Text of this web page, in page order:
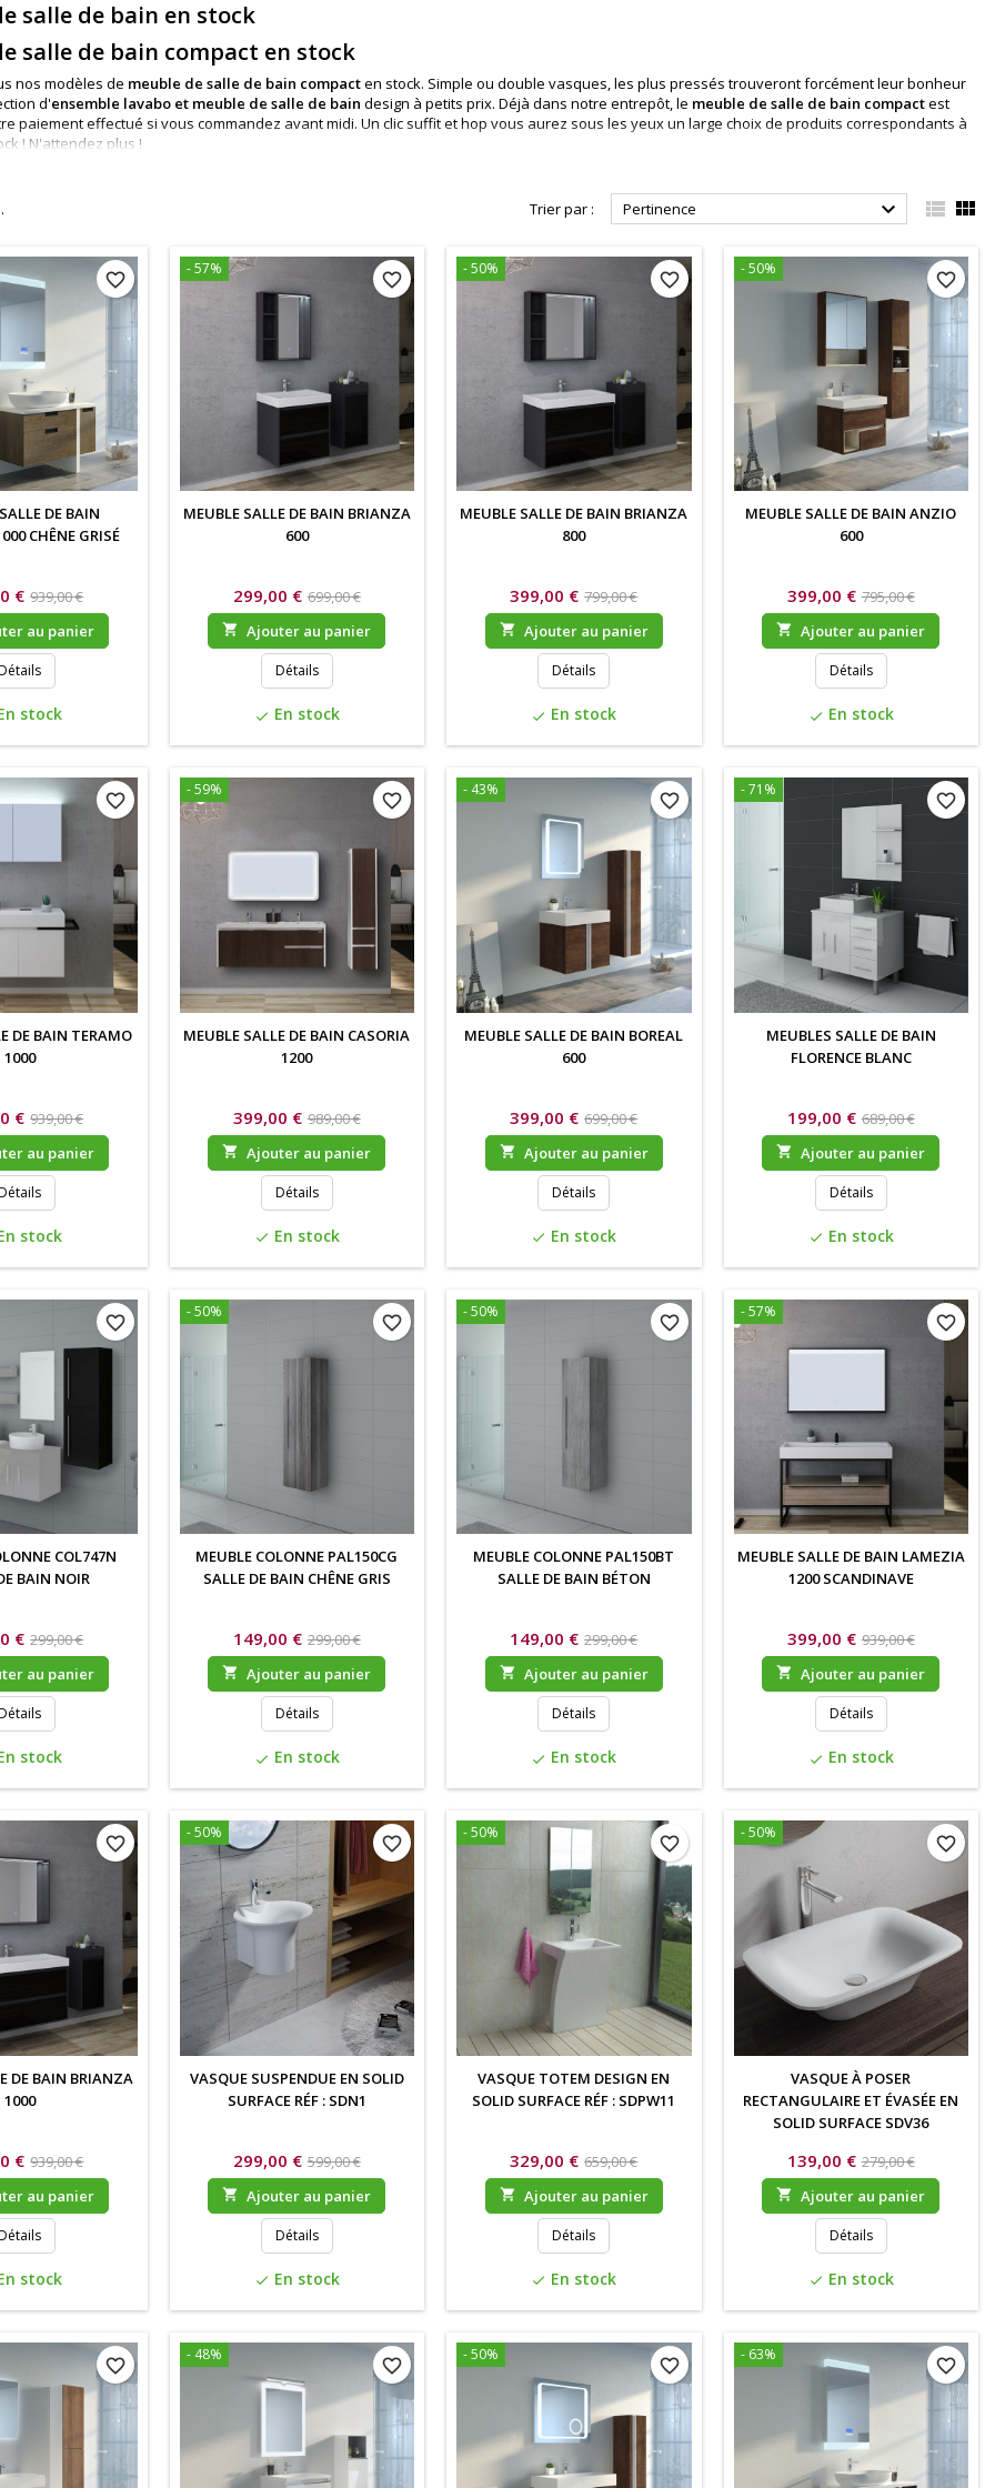
salle de bain en stock
salle de bain compact en stock
nos modèles de meuble de salle de bain compacten stock. Simple ou double vasques, les plus pressés trouveront forcément leur bonheur
d'ensemble lavabo et meuble de salle de bain design à petits prix. Déjà dans notre entrepôt, le meuble de salle de bain compactest
paiement effectué si vous commandez avant midi. Un clic suffit et hop vous aurez sous les yeux un large choix de produits correspondants à
! N'attendez plus !
bain harmonieuse
petite ou grande, elle peut désormais afficher son propre style avec un ensemblelavabo et meuble de salle de bain
. 1 vasque pour les
2 vasques pour les plus grands et les familles nombreuses, suspendue ou au sol avec un rangement. Nous vous proposons différentes
et simple d’utilisation.
gris taupe, coquelicot, blanc, aubergine… chaque
ensemble de lavabo et meuble de salle de bain se décline en différentes teintes. Ainsi, il
à la décoration existante.
Trier par : Pertinence   
DE BAIN
CHÊNE GRISÉ
€ 939,00 €
au panier
stock
favorite_border
- 57%
MEUBLE SALLE DE BAIN BRIANZA
600
299,00 € 699,00 €
 Ajouter au panier
Détails
check En stock
favorite_border
- 50%
MEUBLE SALLE DE BAIN BRIANZA
800
399,00 € 799,00 €
 Ajouter au panier
Détails
check En stock
favorite_border
- 50%
MEUBLE SALLE DE BAIN ANZIO
600
399,00 € 795,00 €
 Ajouter au panier
Détails
check En stock
favorite_border
DE BAIN TERAMO
1000
€ 939,00 €
au panier
stock
favorite_border
- 59%
MEUBLE SALLE DE BAIN CASORIA
1200
399,00 € 989,00 €
 Ajouter au panier
Détails
check En stock
favorite_border
- 43%
MEUBLE SALLE DE BAIN BOREAL
600
399,00 € 699,00 €
 Ajouter au panier
Détails
check En stock
favorite_border
- 71%
MEUBLES SALLE DE BAIN
FLORENCE BLANC
199,00 € 689,00 €
 Ajouter au panier
Détails
check En stock
favorite_border
COL747N
BAIN NOIR
€ 299,00 €
au panier
stock
favorite_border
- 50%
MEUBLE COLONNE PAL150CG
SALLE DE BAIN CHÊNE GRIS
149,00 € 299,00 €
 Ajouter au panier
Détails
check En stock
favorite_border
- 50%
MEUBLE COLONNE PAL150BT
SALLE DE BAIN BÉTON
149,00 € 299,00 €
 Ajouter au panier
Détails
check En stock
favorite_border
- 57%
MEUBLE SALLE DE BAIN LAMEZIA
1200 SCANDINAVE
399,00 € 939,00 €
 Ajouter au panier
Détails
check En stock
favorite_border
DE BAIN BRIANZA
1000
€ 939,00 €
au panier
stock
favorite_border
- 50%
VASQUE SUSPENDUE EN SOLID
SURFACE RÉF : SDN1
299,00 € 599,00 €
 Ajouter au panier
Détails
check En stock
favorite_border
- 50%
VASQUE TOTEM DESIGN EN
SOLID SURFACE RÉF : SDPW11
329,00 € 659,00 €
 Ajouter au panier
Détails
check En stock
favorite_border
- 50%
VASQUE À POSER
RECTANGULAIRE ET ÉVASÉE EN
SOLID SURFACE SDV36
139,00 € 279,00 €
 Ajouter au panier
Détails
check En stock
favorite_border
favorite_border
- 48%
favorite_border
- 50%
favorite_border
- 63%
favorite_border